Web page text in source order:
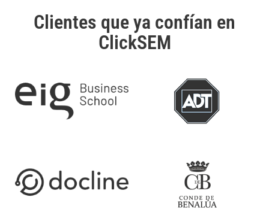
Clientes que ya confían en
ClickSEM